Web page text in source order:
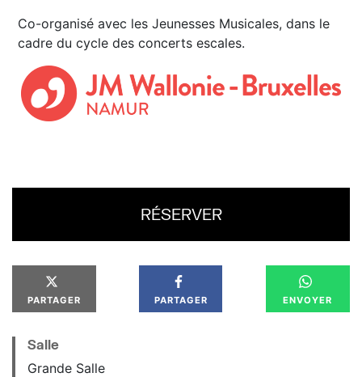
Co-organisé avec les Jeunesses Musicales, dans le
cadre du cycle des concerts escales.
RÉSERVER
PARTAGER PARTAGER ENVOYER
Salle
Grande Salle